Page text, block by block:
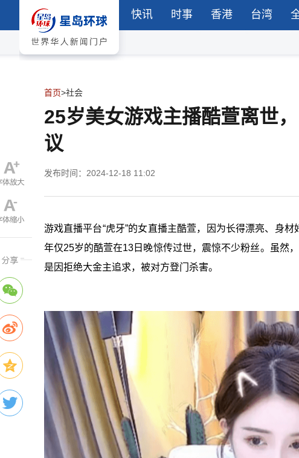
快讯 时事 香港 台湾
首页>社会
25岁美女游戏主播酷萱离世
议
发布时间：2024-12-18 11:02
游戏直播平台“虎牙”的女直播主酷萱，因为长得漂亮、身
年仅25岁的酷萱在13日晚惊传过世，震惊不少粉丝。虽然
是因拒绝大金主追求，被对方登门杀害。